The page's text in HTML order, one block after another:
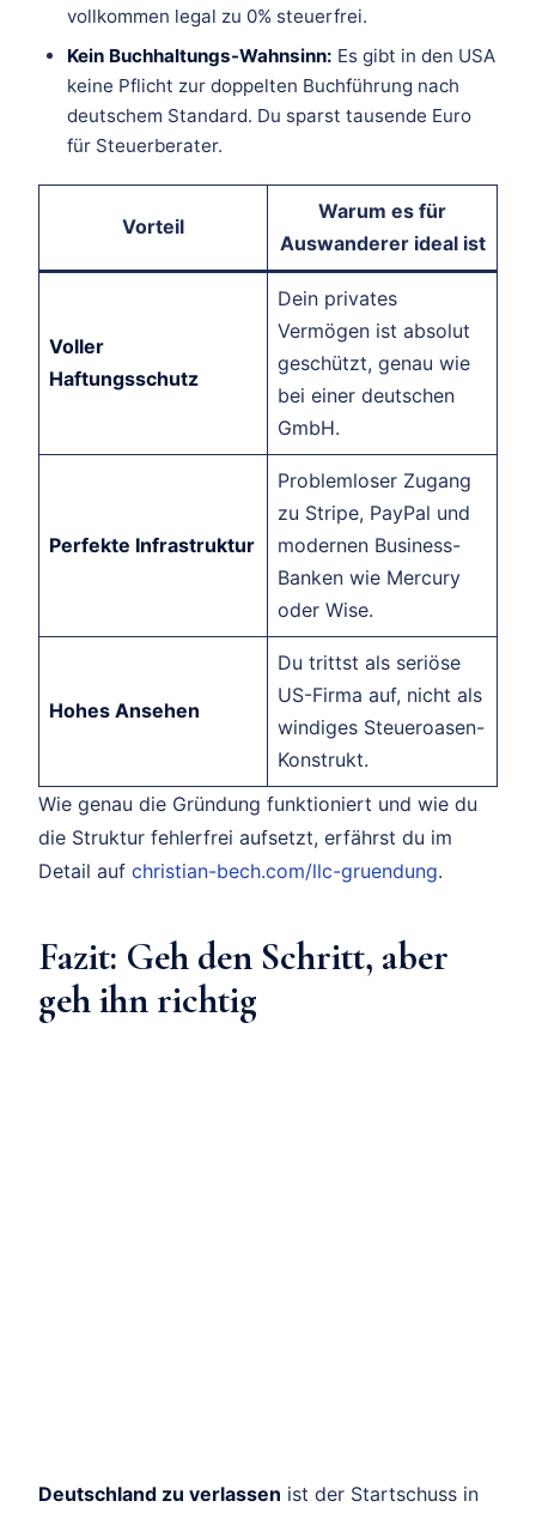
vollkommen legal zu 0% steuerfrei.
Kein Buchhaltungs-Wahnsinn: Es gibt in den USA
keine Pflicht zur doppelten Buchführung nach
deutschem Standard. Du sparst tausende Euro
für Steuerberater.
Vorteil
Warum es für
Auswanderer ideal ist
Voller
Haftungsschutz
Dein privates
Vermögen ist absolut
geschützt, genau wie
bei einer deutschen
GmbH.
Perfekte Infrastruktur
Problemloser Zugang
zu Stripe, PayPal und
modernen Business-
Banken wie Mercury
oder Wise.
Hohes Ansehen
Du trittst als seriöse
US-Firma auf, nicht als
windiges Steueroasen-
Konstrukt.
Wie genau die Gründung funktioniert und wie du
die Struktur fehlerfrei aufsetzt, erfährst du im
Detail auf christian-bech.com/llc-gruendung.
Fazit: Geh den Schritt, aber
geh ihn richtig
Deutschland zu verlassen ist der Startschuss in